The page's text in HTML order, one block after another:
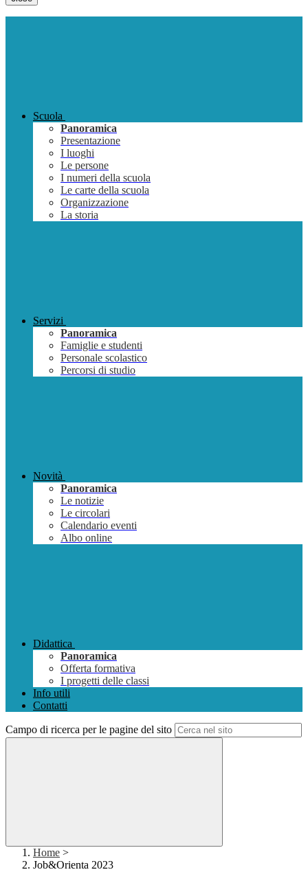
Scuola
Panoramica
Presentazione
I luoghi
Le persone
I numeri della scuola
Le carte della scuola
Organizzazione
La storia
Servizi
Panoramica
Famiglie e studenti
Personale scolastico
Percorsi di studio
Novità
Panoramica
Le notizie
Le circolari
Calendario eventi
Albo online
Didattica
Panoramica
Offerta formativa
I progetti delle classi
Info utili
Contatti
Campo di ricerca per le pagine del sito
Home >
Job&Orienta 2023